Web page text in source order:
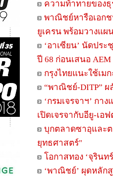
ความท้าทายของธุ
พาณิชย์หารือเอก
ยูเครน พร้อมวางแผ
‘อาเซียน’ นัดปร
ปี 68 ก่อนเสนอ
กรุงไทยแนะใช้เม
“พาณิชย์-DITP”
‘กรมเจรจาฯ’ กา
เปิดเจรจากับอียู-เอ
บุกตลาดซาอุและ
ยุทธศาสตร์"
โอกาสทอง ‘จุรินท
‘พาณิชย์’ ผุดหลัก